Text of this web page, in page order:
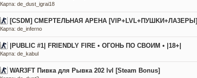
Карта: de_dust_igrai18
[CSDM] CMEPTEЛЬHAЯ APEHA [VIP+LVL+ПУШKИ+ЛA3EPЫ]
Карта: de_inferno
|PUBLIC #1| FRIENDLY FIRE • ОГОНЬ ПО СВОИМ • |18+|
Карта: de_kabul
WAR3FT Пивка для Рывка 202 lvl [Steam Bonus]